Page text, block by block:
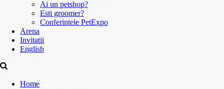
Ai un petshop?
Esti groomer?
Conferintele PetExpo
Arena
Invitatii
English
Home